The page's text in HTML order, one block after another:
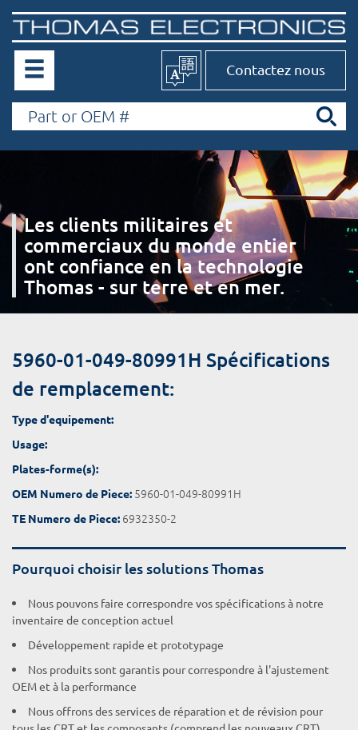
Contactez nous
Les clients militaires et
commerciaux du monde entier
ont confiance en la technologie
Thomas - sur terre et en mer.
5960-01-049-80991H Spécifications
de remplacement:
Type d'equipement:
Usage:
Plates-forme(s):
OEM Numero de Piece: 5960-01-049-80991H
TE Numero de Piece: 6932350-2
Pourquoi choisir les solutions Thomas
Nous pouvons faire correspondre vos spécifications à notre
inventaire de conception actuel
Développement rapide et prototypage
Nos produits sont garantis pour correspondre à l'ajustement
OEM et à la performance
Nous offrons des services de réparation et de révision pour